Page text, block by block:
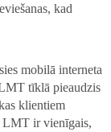
kad
mobilā interneta
tīklā pieaudzis
klientiem
LMT ir vienīgais,